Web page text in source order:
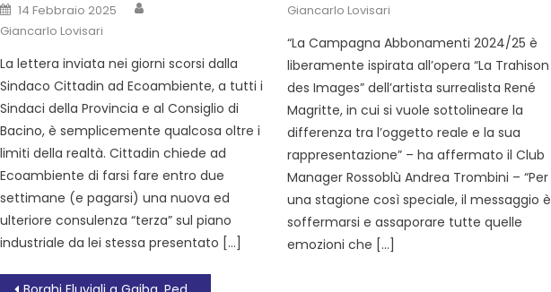
14 Febbraio 2025
Giancarlo Lovisari
La lettera inviata nei giorni scorsi dalla
Sindaco Cittadin ad Ecoambiente, a tutti i
Sindaci della Provincia e al Consiglio di
Bacino, è semplicemente qualcosa oltre i
limiti della realtà. Cittadin chiede ad
Ecoambiente di farsi fare entro due
settimane (e pagarsi) una nuova ed
ulteriore consulenza “terza” sul piano
industriale da lei stessa presentato […]
Giancarlo Lovisari
“La Campagna Abbonamenti 2024/25 è
liberamente ispirata all’opera “La Trahison
des Images” dell’artista surrealista René
Magritte, in cui si vuole sottolineare la
differenza tra l’oggetto reale e la sua
rappresentazione” – ha affermato il Club
Manager Rossoblù Andrea Trombini – “Per
una stagione così speciale, il messaggio è
soffermarsi e assaporare tutte quelle
emozioni che […]